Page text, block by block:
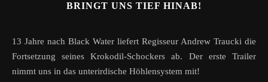
BRINGT UNS TIEF HINAB!
13 Jahre nach Black Water liefert Regisseur Andrew Traucki die
Fortsetzung seines Krokodil-Schockers ab. Der erste Trailer
nimmt uns in das unterirdische Höhlensystem mit!